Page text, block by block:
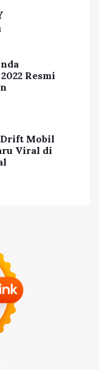
Resmi
Mobil
Viral di